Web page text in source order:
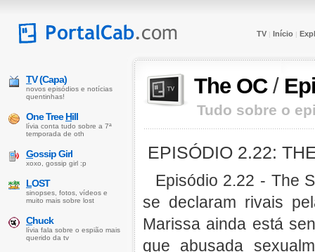
TV | Início |
The OC/
Tudo sobre o
EPISÓDIO 2.22:
Episódio 2.22 - The
se declaram rivais
Marissa ainda está
que abusada
TV (Capa)
novos episódios e notícias
quentinhas!
One TreeHill
lívia conta tudo sobre a 7ª
temporada de oth
Gossip Girl
xoxo, gossip girl :p
LOST
sinopses, fotos, vídeos e
muito mais sobre lost
Chuck
lívia fala sobre o espião mais
querido da tv